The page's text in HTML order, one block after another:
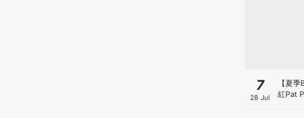
7
28 Jul
【夏
紅Pat